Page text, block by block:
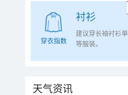
衬衫
穿衣指数
建议穿长袖衬衫
等服装。
天气资讯